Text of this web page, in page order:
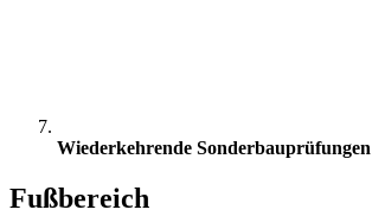
Wiederkehrende Sonderbauprüfungen
Fußbereich